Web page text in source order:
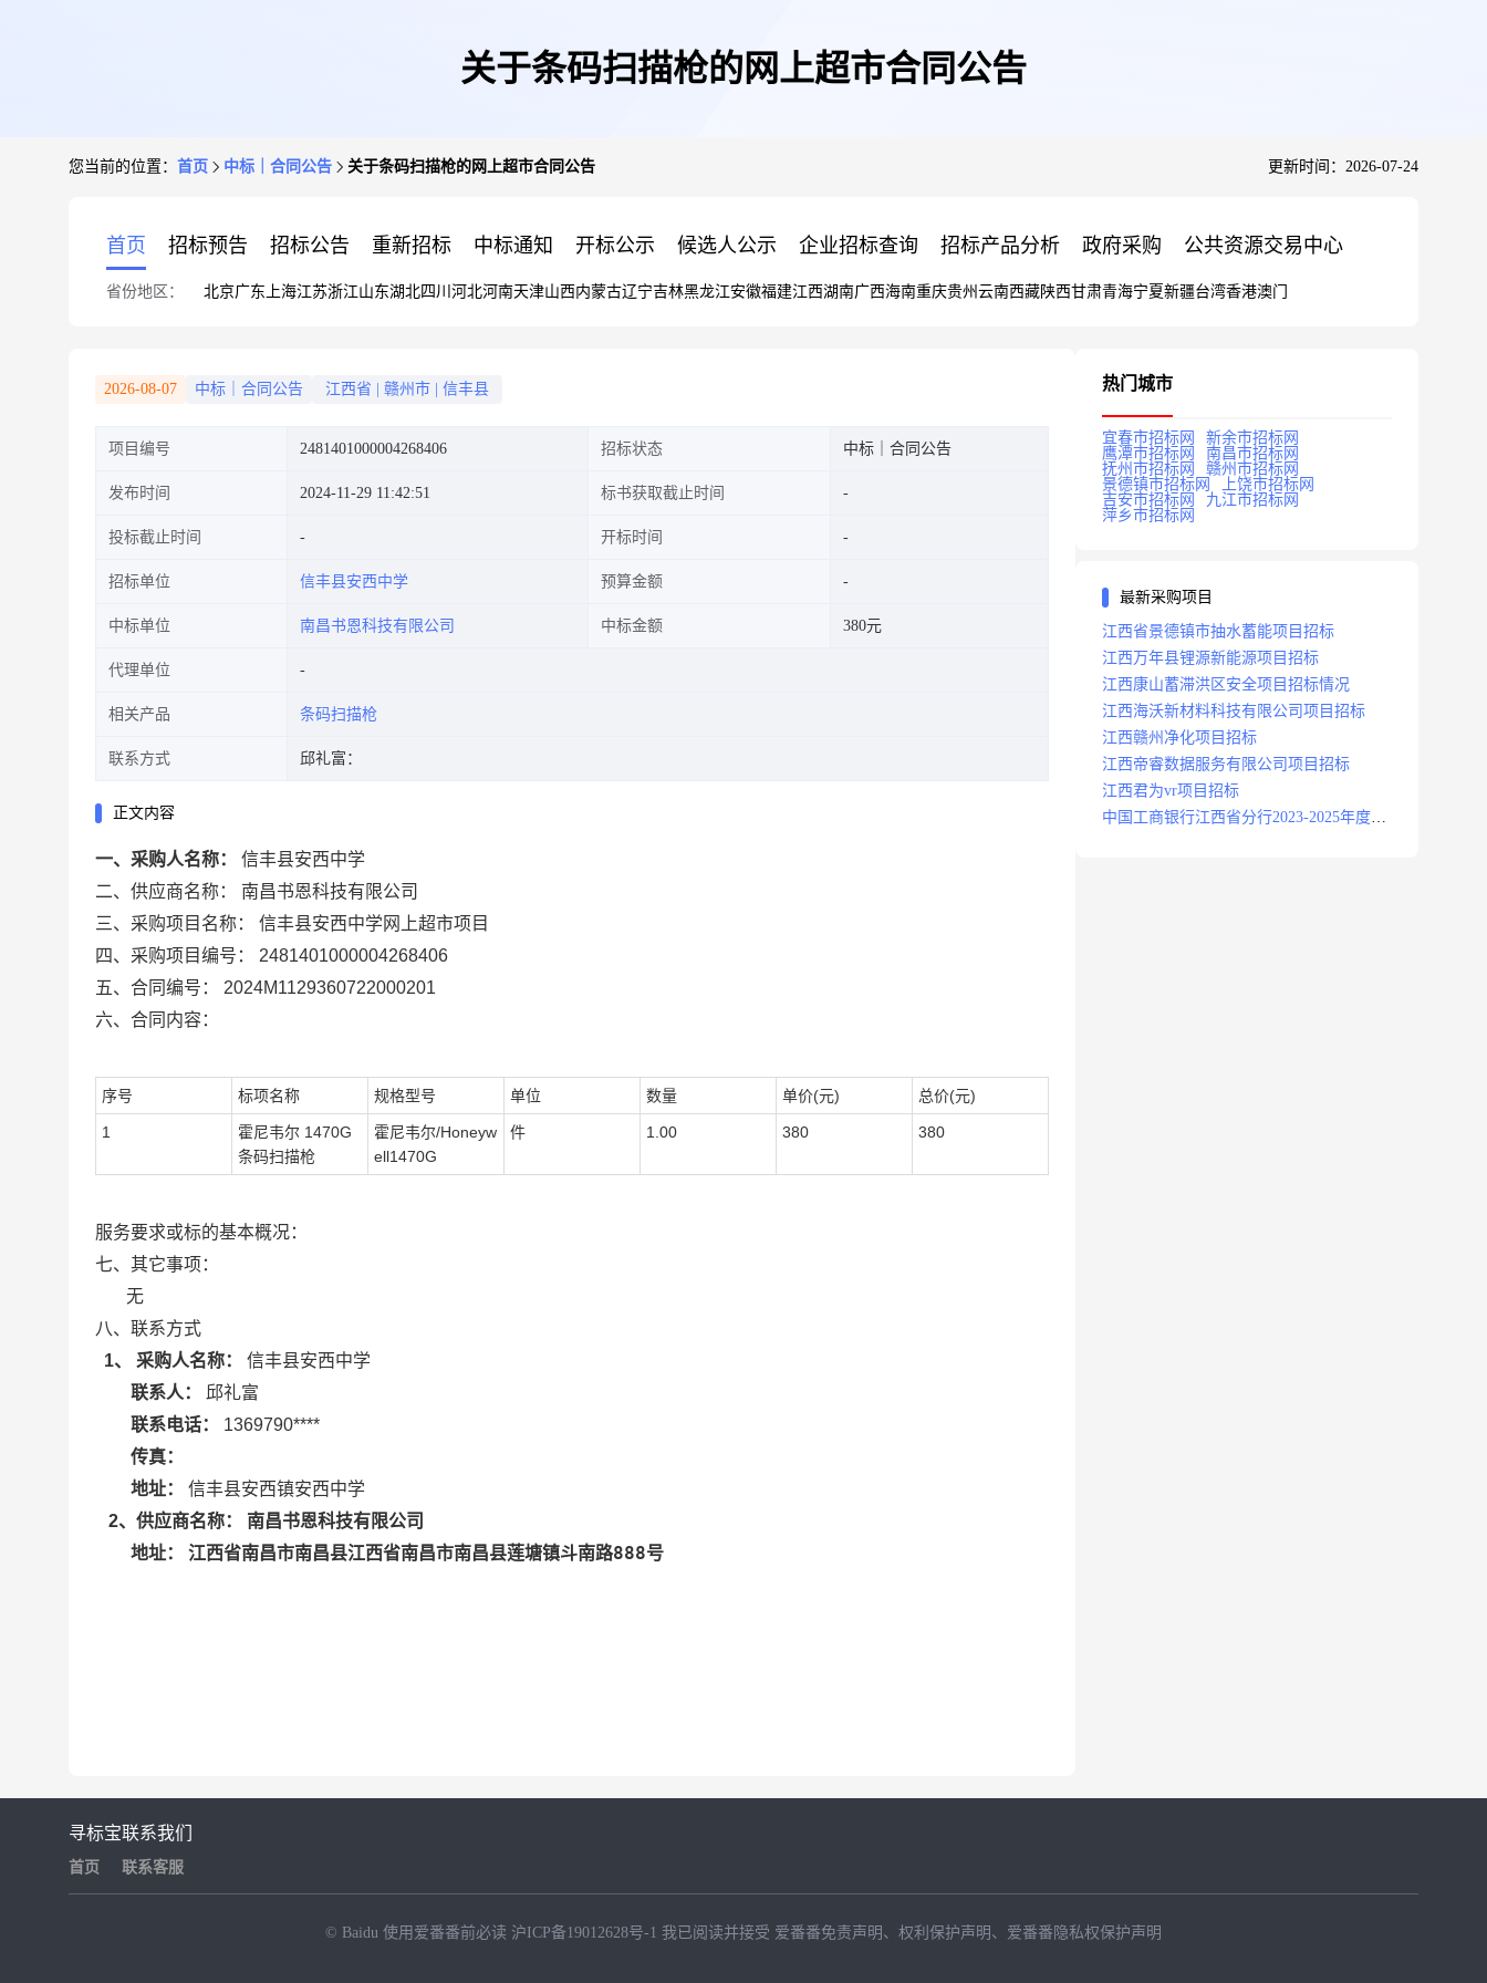
关于条码扫描枪的网上超市合同公告
您当前的位置： 首页 中标｜合同公告 关于条码扫描枪的网上超市合同公告 更新时间：2026-07-24
首页 招标预告 招标公告 重新招标 中标通知 开标公示 候选人公示 企业招标查询 招标产品分析 政府采购 公共资源交易中心
省份地区： 北京广东 上海江苏浙江山东湖北四川 河北河南天津山西内蒙古辽宁吉林黑龙江安徽福建江西湖南广西海南重庆贵州 云南西藏陕西甘肃青海宁夏新疆台湾香港澳门
2026-08-07 中标｜合同公告 江西省 赣州市 信丰县
项目编号 2481401000004268406 招标状态 中标｜合同公告
发布时间 2024-11-29 11:42:51 标书获取截止时间
投标截止时间 开标时间
招标单位 信丰县安西中学 预算金额
中标单位 南昌书恩科技有限公司 中标金额 380元
代理单位
相关产品 条码扫描枪
联系方式 邱礼富：
正文内容
一、采购人名称：
信丰县安西中学
二、供应商名称：
南昌书恩科技有限公司
三、采购项目名称：
信丰县安西中学网上超市项目
四、采购项目编号：
2481401000004268406
五、合同编号：
2024M1129360722000201
六、合同内容：
序号 标项名称 规格型号 单位 数量 单价(元) 总价(元)
1
霍尼韦尔 1470G
条码扫描枪
霍尼韦尔/Honeyw
ell1470G
件 1.00 380 380
服务要求或标的基本概况：
七、其它事项：
无
八、联系方式
1、 采购人名称：
信丰县安西中学
联系人：
邱礼富
联系电话：
1369790****
传真：
地址：
信丰县安西镇安西中学
2、供应商名称： 南昌书恩科技有限公司
地址： 江西省南昌市南昌县江西省南昌市南昌县莲塘镇斗南路888号
热门城市
宜春市招标网
新余市招标网
鹰潭市招标网
南昌市招标网
抚州市招标网
赣州市招标网
景德镇市招标网
上饶市招标网
吉安市招标网
九江市招标网
萍乡市招标网
最新采购项目
江西省景德镇市抽水蓄能项目招标
江西万年县锂源新能源项目招标
江西康山蓄滞洪区安全项目招标情况
江西海沃新材料科技有限公司项目招标
江西赣州净化项目招标
江西帝睿数据服务有限公司项目招标
江西君为vr项目招标
中国工商银行江西省分行2023-2025年度补
寻标宝
首页
联系我们
联系客服
© Baidu 使用爱番番前必读 沪ICP备19012628号-1 我已阅读并接受 爱番番免责声明 、 权利保护声明 、 爱番番隐私权保护声明